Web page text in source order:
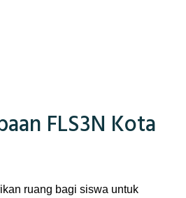
FLS3N Kota
ruang bagi siswa untuk